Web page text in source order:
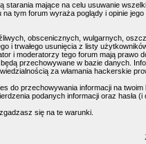
starania mające na celu usuwanie
tym forum wyraża poglądy i opinie
obscenicznych, wulgarnych,
i trwałego usunięcia z listy
i moderatorzy tego forum mają
przechowywane w bazie danych.
za włamania hackerskie
do przechowywania informacji na
podanych informacji oraz hasła (i
się na te warunki.